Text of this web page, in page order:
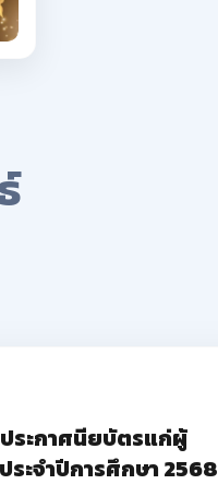
ระกาศนียบัตรแก่ผู้
ระจำปีการศึกษา 2568